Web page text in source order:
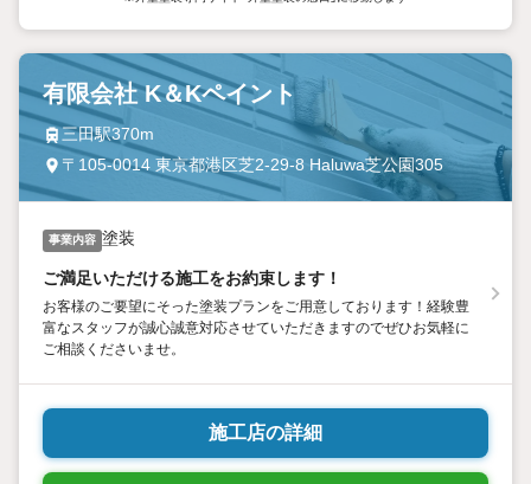
有限会社 K＆Kペイント
三田駅370m
〒105-0014 東京都港区芝2-29-8 Haluwa芝公園305
事業内容 塗装
ご満足いただける施工をお約束します！
お客様のご要望にそった塗装プランをご用意しております！経験豊
富なスタッフが誠心誠意対応させていただきますのでぜひお気軽に
ご相談くださいませ。
施工店の詳細